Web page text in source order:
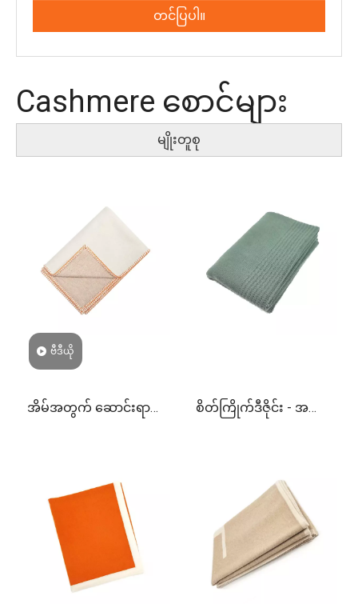
တင်ပြပါ။
Cashmere စောင်များ
မျိုးတူစု
ဗီဒီယို
အိမ်အတွက် ဆောင်းရာသီ
သိုးမွှေးစောင်
စိတ်ကြိုက်ဒီဇိုင်း - အရေး
merino သိုးမွှေးစောင်